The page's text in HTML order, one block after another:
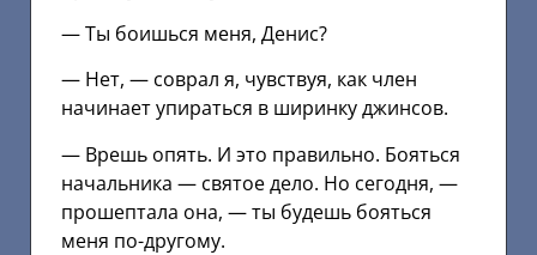
— Ты боишься меня, Денис?
— Нет, — соврал я, чувствуя, как член
начинает упираться в ширинку джинсов.
— Врешь опять. И это правильно. Бояться
начальника — святое дело. Но сегодня, —
прошептала она, — ты будешь бояться
меня по-другому.